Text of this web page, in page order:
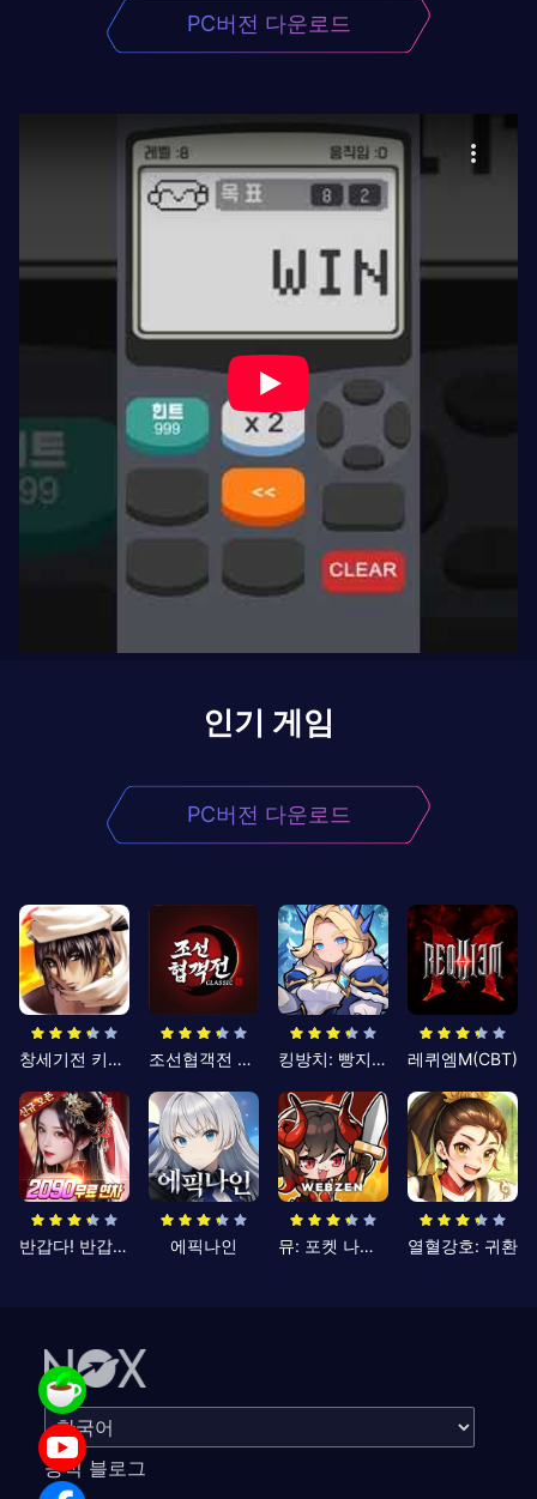
PC버전 다운로드
인기 게임
PC버전 다운로드
창세기전 키우기 조선협객전 클래식 킹방치: 빵지의 제왕 레퀴엠M(CBT)
반갑다! 반갑삼국지 에픽나인 뮤: 포켓 나이츠 열혈강호: 귀환
공식 블로그